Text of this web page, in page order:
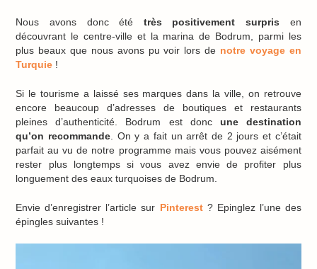
Nous avons donc été très positivement surpris en
découvrant le centre-ville et la marina de Bodrum, parmi les
plus beaux que nous avons pu voir lors de notre voyage en
Turquie !
Si le tourisme a laissé ses marques dans la ville, on retrouve
encore beaucoup d’adresses de boutiques et restaurants
pleines d’authenticité. Bodrum est donc une destination
qu’on recommande . On y a fait un arrêt de 2 jours et c’était
parfait au vu de notre programme mais vous pouvez aisément
rester plus longtemps si vous avez envie de profiter plus
longuement des eaux turquoises de Bodrum.
Envie d’enregistrer l’article sur Pinterest? Epinglez l’une des
épingles suivantes !